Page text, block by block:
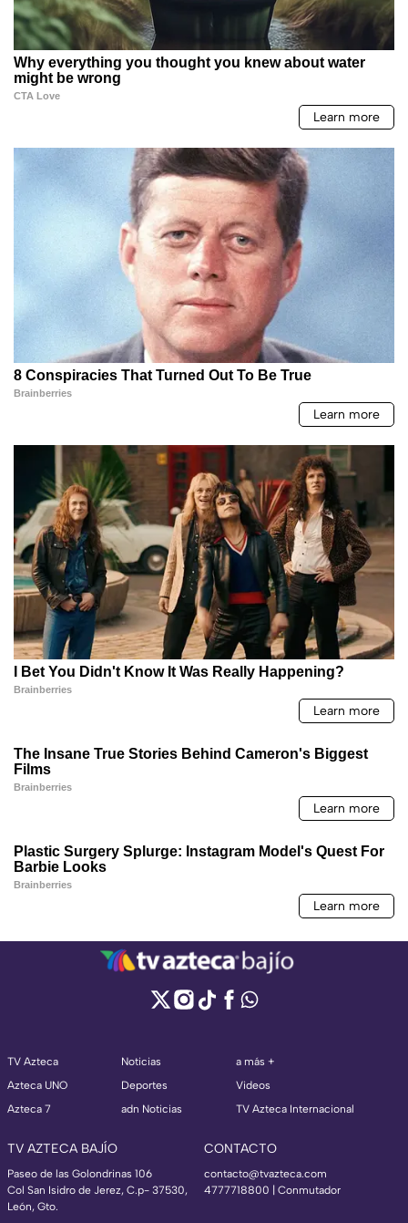
TV Azteca
Azteca UNO
Azteca 7
Noticias
Deportes
adn Noticias
a más +
Videos
TV Azteca Internacional
TV AZTECA BAJÍO
Paseo de las Golondrinas 106
Col San Isidro de Jerez, C.p- 37530,
León, Gto.
CONTACTO
contacto@tvazteca.com
4777718800 | Conmutador